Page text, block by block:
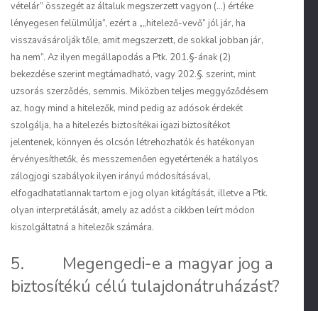
vételár” összegét az általuk megszerzett vagyon (...) értéke
lényegesen felülmúlja”, ezért a „„hitelező-vevő” jól jár, ha
visszavásárolják tőle, amit megszerzett, de sokkal jobban jár,
ha nem”. Az ilyen megállapodás a Ptk. 201.§-ának (2)
bekezdése szerint megtámadható, vagy 202.§. szerint, mint
uzsorás szerződés, semmis. Miközben teljes meggyőződésem
az, hogy mind a hitelezők, mind pedig az adósok érdekét
szolgálja, ha a hitelezés biztosítékai igazi biztosítékot
jelentenek, könnyen és olcsón létrehozhatók és hatékonyan
érvényesíthetők, és messzemenően egyetértenék a hatályos
zálogjogi szabályok ilyen irányú módosításával,
elfogadhatatlannak tartom e jog olyan kitágítását, illetve a Ptk.
olyan interpretálását, amely az adóst a cikkben leírt módon
kiszolgáltatná a hitelezők számára.
5. Megengedi-e a magyar jog a
biztosítékú célú tulajdonátruházást?